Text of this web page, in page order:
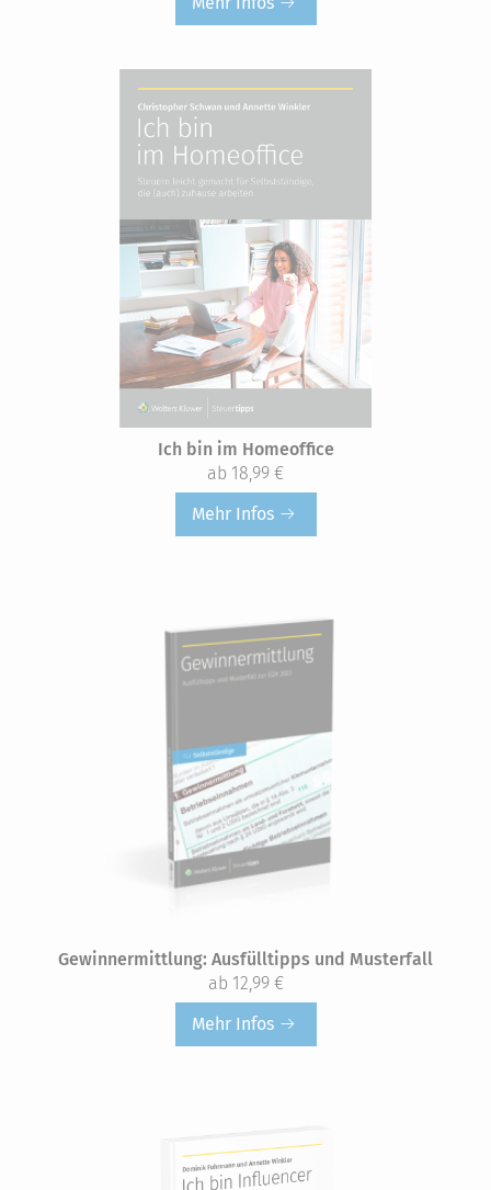
Ich bin im Homeoffice
ab 18,99 €
Mehr Infos
Gewinn­ermittlung: Ausfüll­tipps und Musterfall
ab 12,99 €
Mehr Infos